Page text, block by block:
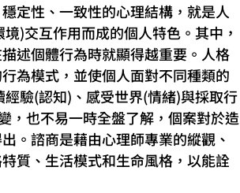
定性、一致性的心理結構，就是人
)交互作用而成的個人特色。其中，
述個體行為時就顯得越重要。人格
為模式，並使個人面對不同種類的
驗(認知)、感受世界(情緒)與採取行
，也不易一時全盤了解，個案對於造
。諮商是藉由心理師專業的縱觀、
質、生活模式和生命風格，以能詮